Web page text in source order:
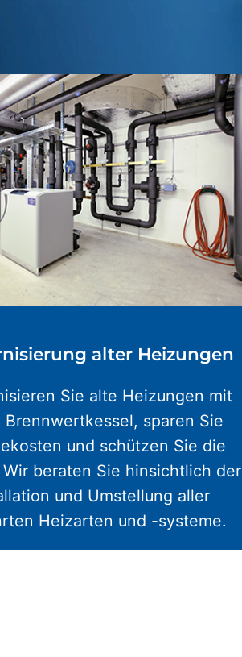
alter Heizungen
Sie alte Heizungen mit
Brennwertkessel, sparen Sie
und schützen Sie die
beraten Sie hinsichtlich der
und Umstellung aller
Heizarten und -systeme.